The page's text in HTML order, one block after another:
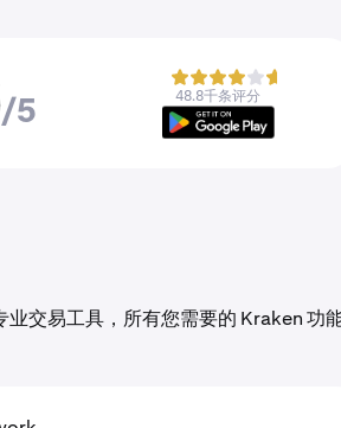
/5
48.8千条评分
交易工具，所有您需要的 Kraken 功